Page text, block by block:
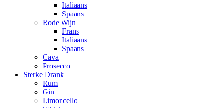
Italiaans
Spaans
Rode Wijn
Frans
Italiaans
Spaans
Cava
Prosecco
Sterke Drank
Rum
Gin
Limoncello